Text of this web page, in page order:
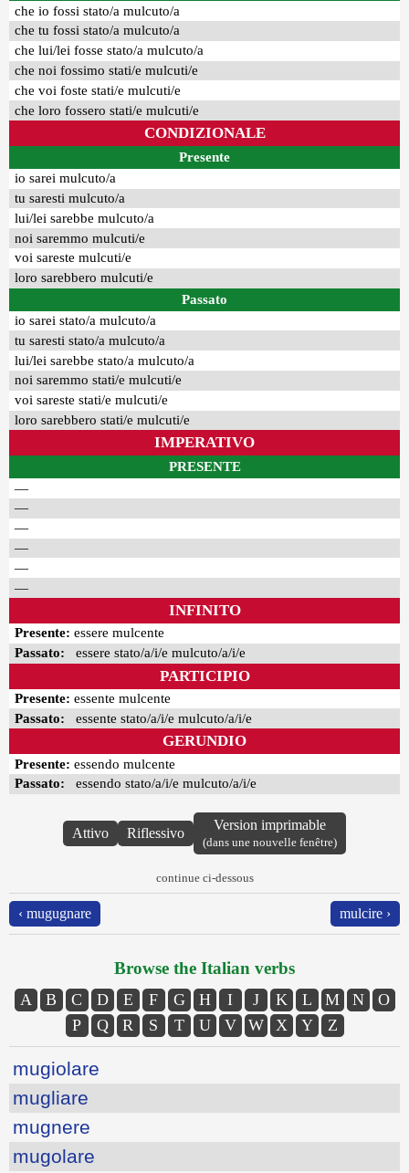
che io fossi stato/a mulcuto/a
che tu fossi stato/a mulcuto/a
che lui/lei fosse stato/a mulcuto/a
che noi fossimo stati/e mulcuti/e
che voi foste stati/e mulcuti/e
che loro fossero stati/e mulcuti/e
CONDIZIONALE
Presente
io sarei mulcuto/a
tu saresti mulcuto/a
lui/lei sarebbe mulcuto/a
noi saremmo mulcuti/e
voi sareste mulcuti/e
loro sarebbero mulcuti/e
Passato
io sarei stato/a mulcuto/a
tu saresti stato/a mulcuto/a
lui/lei sarebbe stato/a mulcuto/a
noi saremmo stati/e mulcuti/e
voi sareste stati/e mulcuti/e
loro sarebbero stati/e mulcuti/e
IMPERATIVO
PRESENTE
—
—
—
—
—
—
INFINITO
Presente: essere mulcente
Passato: essere stato/a/i/e mulcuto/a/i/e
PARTICIPIO
Presente: essente mulcente
Passato: essente stato/a/i/e mulcuto/a/i/e
GERUNDIO
Presente: essendo mulcente
Passato: essendo stato/a/i/e mulcuto/a/i/e
Attivo Riflessivo
Version imprimable
(dans une nouvelle fenêtre)
continue ci-dessous
‹ mugugnare mulcire ›
Browse the Italian verbs
A B C D E F G H I J K L M N
O
P
Q R S T U V W X Y Z
mugiolare
mugliare
mugnere
mugolare